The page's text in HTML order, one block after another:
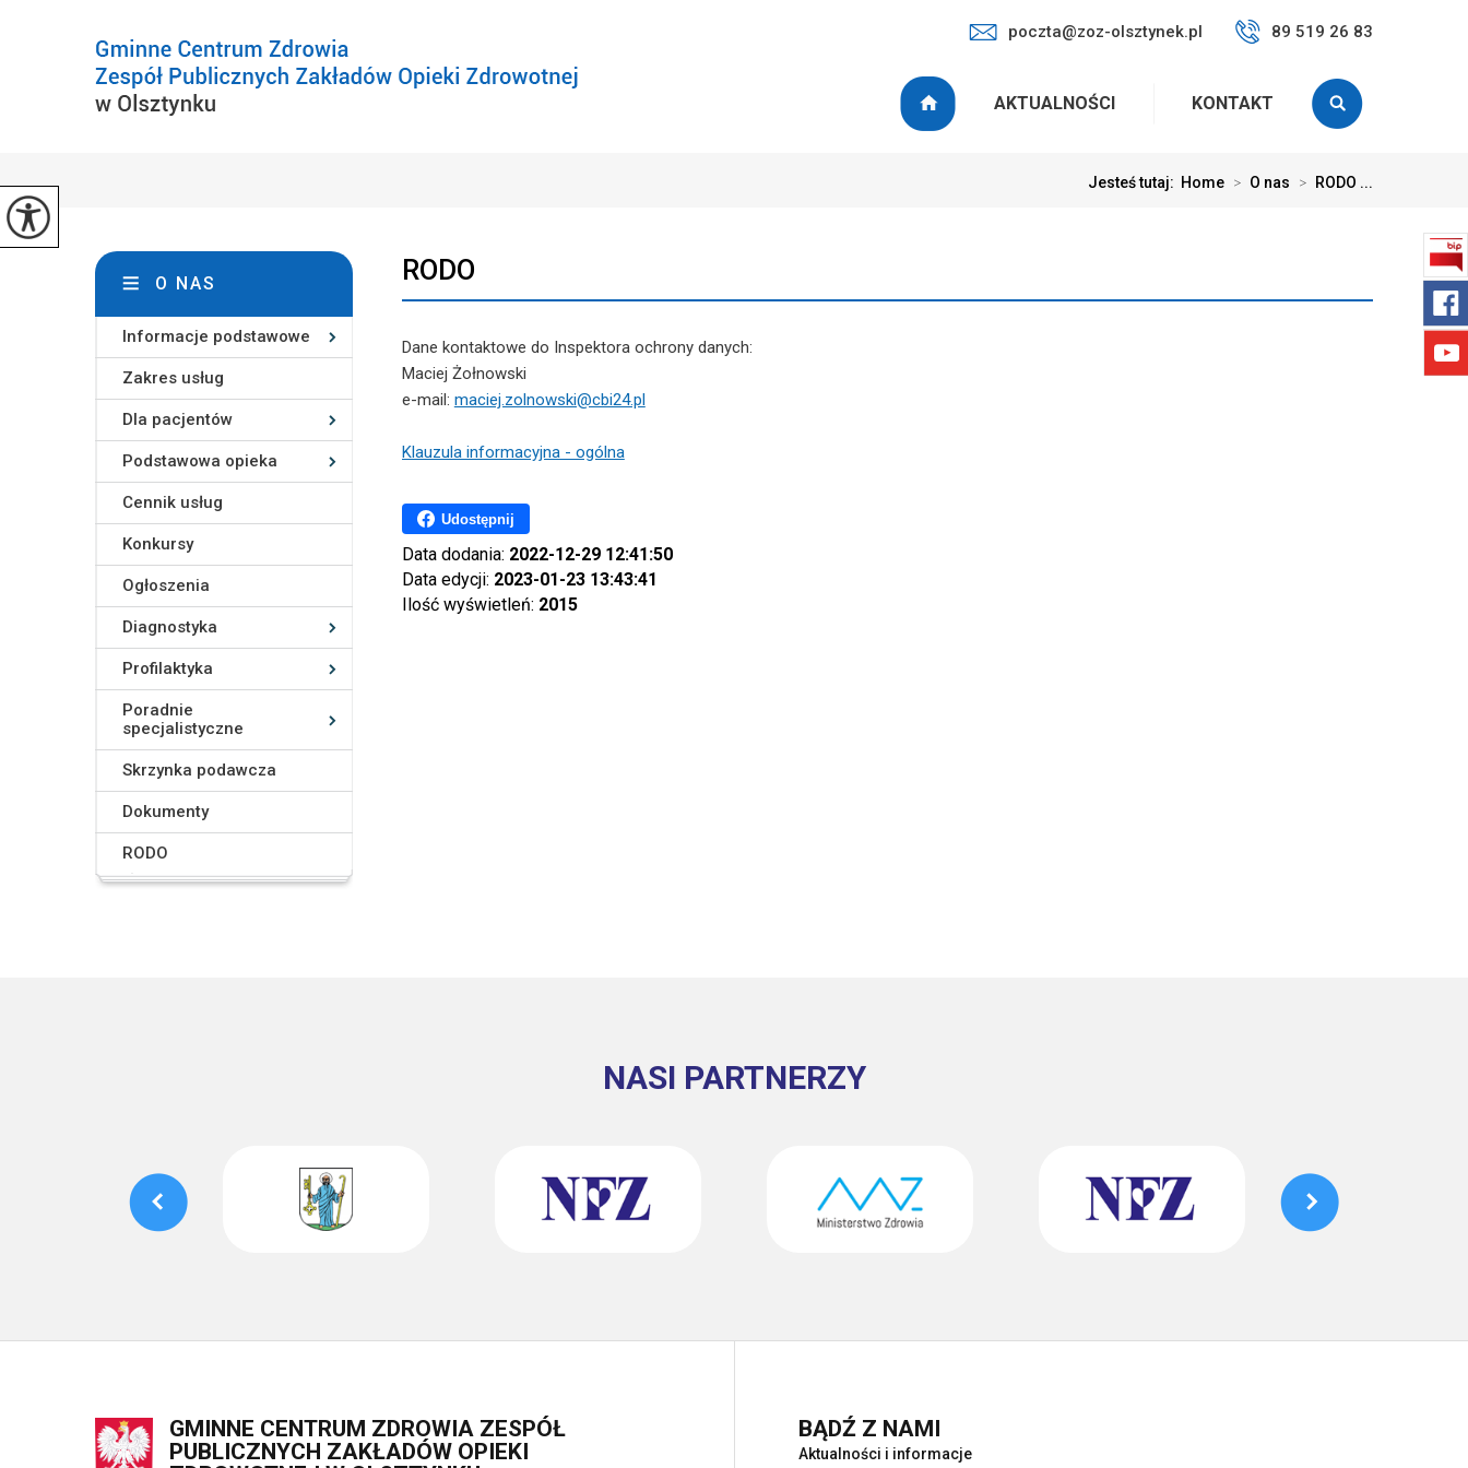
poczta@zoz-olsztynek.pl 89 519 26 83
AKTUALNOŚCI KONTAKT
Jesteś tutaj: Home > O nas > RODO ...
RODO
Dane kontaktowe do Inspektora ochrony danych:
Maciej Żołnowski
e-mail: maciej.zolnowski@cbi24.pl
Klauzula informacyjna - ogólna
Udostępnij
Data dodania: 2022-12-29 12:41:50
Data edycji: 2023-01-23 13:43:41
Ilość wyświetleń: 2015
O NAS
Informacje podstawowe
Zakres usług
Dla pacjentów
Podstawowa opieka
Cennik usług
Konkursy
Ogłoszenia
Diagnostyka
Profilaktyka
Poradnie
specjalistyczne
Skrzynka podawcza
Dokumenty
RODO
NASI PARTNERZY
GMINNE CENTRUM ZDROWIA ZESPÓŁ
PUBLICZNYCH ZAKŁADÓW OPIEKI
BĄDŹ Z NAMI
Aktualności i informacje